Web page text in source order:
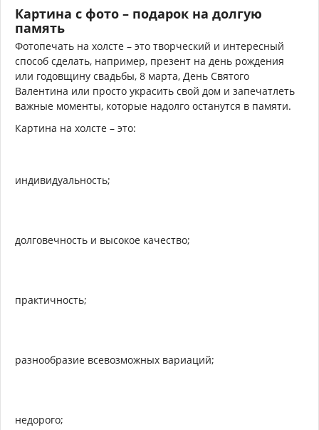
Картина с фото – подарок на долгую
память
Фотопечать на холсте – это творческий и интересный
способ сделать, например, презент на день рождения
или годовщину свадьбы, 8 марта, День Святого
Валентина или просто украсить свой дом и запечатлеть
важные моменты, которые надолго останутся в памяти.
Картина на холсте – это:
индивидуальность;
долговечность и высокое качество;
практичность;
разнообразие всевозможных вариаций;
недорого;